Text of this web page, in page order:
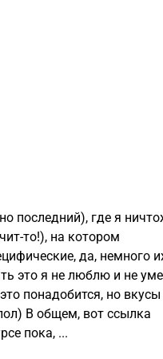
последний), где я
то!), на котором
да, немного
это я не люблю и не
понадобится, но вкусы
В общем, вот ссылка
пока, ...